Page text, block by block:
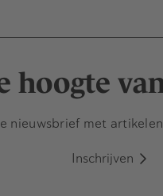
hoogte
nieuwsbrief met
Inschrijven